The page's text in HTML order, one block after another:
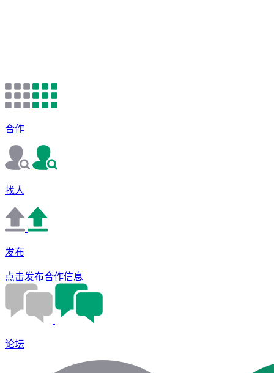
合作
找人
发布
点击发布合作信息
论坛